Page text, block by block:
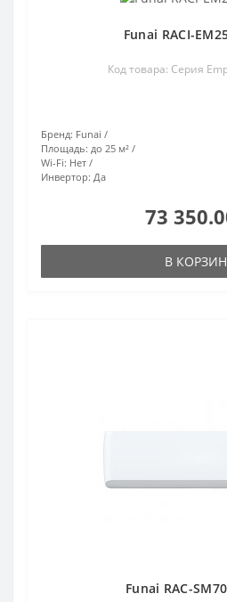
Funai RACI-
Код товара: Серия
Бренд: Funai
Площадь: до 25 м²
Wi-Fi: Нет
Инвертор: Да
73
В
Funai RAC-